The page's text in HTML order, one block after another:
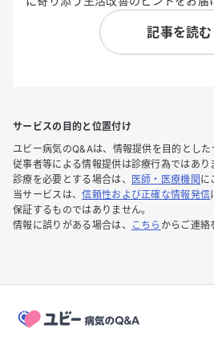
記事を読む
サービスの目的と位置付け
ユビー病気のQ&Aは、情報提供を目的とし
従事者等による情報提供は診療行為ではあり
診療を必要とする場合は、
医師・医療機関 に
当サービスは、信頼性および正確な情報発信
保証するものではありません。
情報に誤りがある場合は、
こちら からご連絡